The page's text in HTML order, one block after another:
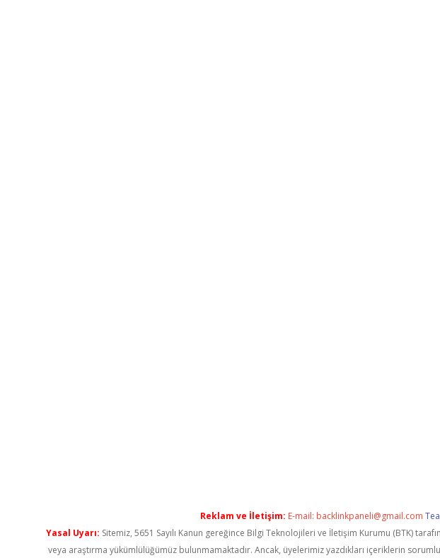
Reklam ve İletişim: E-mail: backlinkpaneli@gmail.com
Yasal Uyarı: Sitemiz, 5651 Sayılı Kanun gereğince Bilgi Teknolojileri ve İletişim Kurumu (BTK)
veya araştırma yükümlülüğümüz bulunmamaktadır. Ancak, üyelerimiz yazdıkları içeriklerin